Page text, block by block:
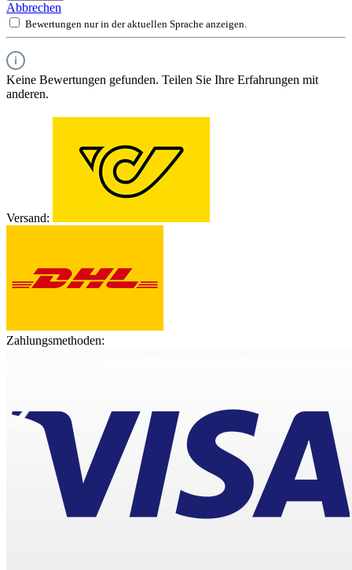
Abbrechen
Bewertungen nur in der aktuellen Sprache anzeigen.
Keine Bewertungen gefunden. Teilen Sie Ihre Erfahrungen mit
anderen.
Versand:
Zahlungsmethoden: